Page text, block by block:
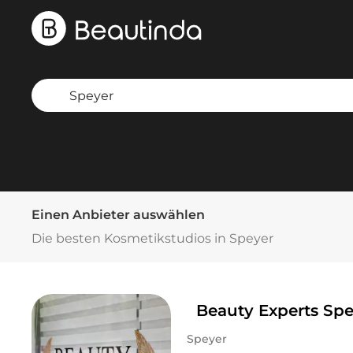
Einen Anbieter auswählen
Die besten Kosmetikstudios in Speyer
Beauty Experts
Speyer